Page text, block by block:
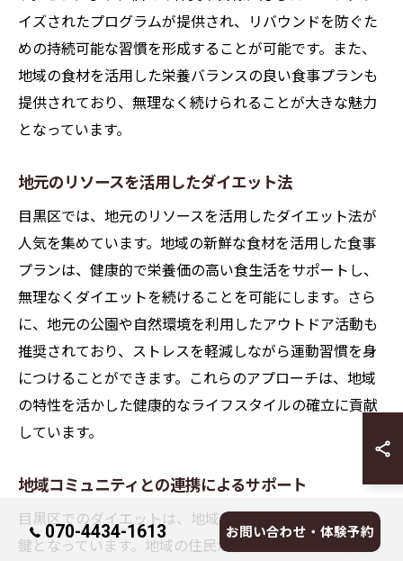
イズされたプログラムが提供され、リバウンドを防ぐた
めの持続可能な習慣を形成することが可能です。また、
地域の食材を活用した栄養バランスの良い食事プランも
提供されており、無理なく続けられることが大きな魅力
となっています。
地元のリソースを活用したダイエット法
目黒区では、地元のリソースを活用したダイエット法が
人気を集めています。地域の新鮮な食材を活用した食事
プランは、健康的で栄養価の高い食生活をサポートし、
無理なくダイエットを続けることを可能にします。さら
に、地元の公園や自然環境を利用したアウトドア活動も
推奨されており、ストレスを軽減しながら運動習慣を身
につけることができます。これらのアプローチは、地域
の特性を活かした健康的なライフスタイルの確立に貢献
しています。
地域コミュニティとの連携によるサポート
目黒区でのダイエットは、地域コミュニティとの連携が
鍵となっています。地域の住民が参加することで、孤独
070-4434-1613 お問い合わせ・体験予約